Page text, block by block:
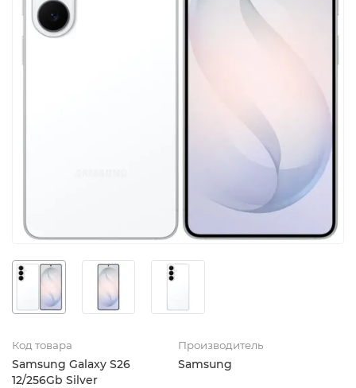
Код товара
Samsung Galaxy S26
12/256Gb Silver
Производитель
Samsung